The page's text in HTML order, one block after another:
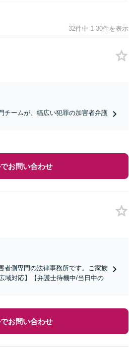
32件中 1-30件を表示
チームが、幅広い犯罪の加害者弁護
お問い合わせ
者側専門の法律事務所です。ご家族
域対応】【弁護士待機中/当日中の
お問い合わせ